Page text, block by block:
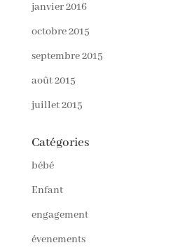
janvier 2016
octobre 2015
septembre 2015
août 2015
juillet 2015
Catégories
bébé
Enfant
engagement
évenements